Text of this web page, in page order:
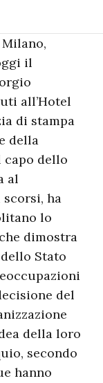
il
all’Hotel
di stampa
della
capo dello
al
ha
lo
dimostra
Stato
del
della loro
secondo
hanno